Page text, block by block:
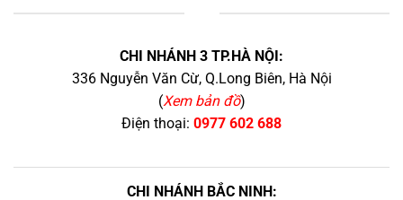
CHI NHÁNH 3 TP.HÀ NỘI:
336 Nguyễn Văn Cừ, Q.Long Biên, Hà Nội
(Xem bản đồ)
Điện thoại: 0977 602 688
CHI NHÁNH BẮC NINH: